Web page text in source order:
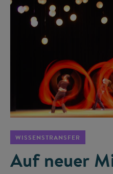
WISSENSTRANSFER
Auf neuer